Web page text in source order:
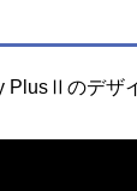
PlusⅡのデザ